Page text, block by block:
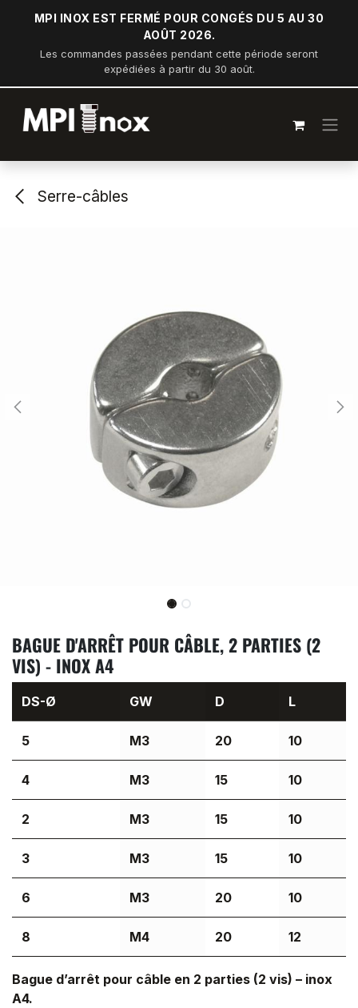
Se rendre au contenu
MPI INOX EST FERMÉ POUR CONGÉS DU 5 AU 30
AOÛT 2026.
Les commandes passées pendant cette période seront
expédiées à partir du 30 août.
Serre-câbles
BAGUE D'ARRÊT POUR CÂBLE, 2 PARTIES (2
VIS) - INOX A4
DS-Ø GW D L
5 M3 20 10
4 M3 15 10
2 M3 15 10
3 M3 15 10
6 M3 20 10
8 M4 20 12
Bague d’arrêt pour câble en 2 parties (2 vis) – inox
A4.